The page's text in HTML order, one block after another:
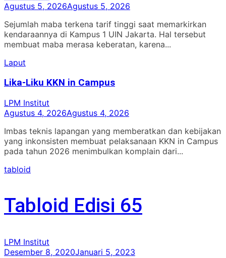
Agustus 5, 2026Agustus 5, 2026
Sejumlah maba terkena tarif tinggi saat memarkirkan
kendaraannya di Kampus 1 UIN Jakarta. Hal tersebut
membuat maba merasa keberatan, karena...
Laput
Lika-Liku KKN in Campus
LPM Institut
Agustus 4, 2026Agustus 4, 2026
Imbas teknis lapangan yang memberatkan dan kebijakan
yang inkonsisten membuat pelaksanaan KKN in Campus
pada tahun 2026 menimbulkan komplain dari...
tabloid
Tabloid Edisi 65
LPM Institut
Desember 8, 2020Januari 5, 2023